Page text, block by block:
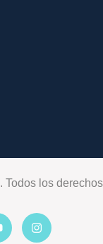
. Todos los derechos